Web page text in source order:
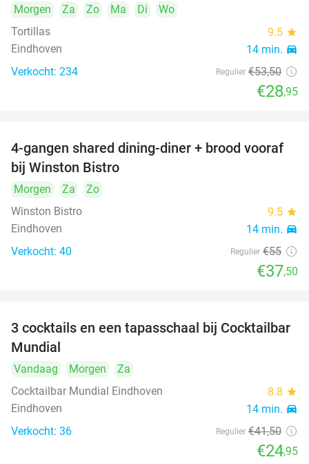
Morgen Za Zo Ma Di
Wo
Tortillas
9.5 star
Eindhoven 14 min. directions_car
Verkocht: 234 Regulier €53,50
€28,95
32%
4-gangen shared dining-diner + brood vooraf
bij Winston Bistro
Morgen Za
Zo
Winston Bistro
9.5 star
Eindhoven 14 min. directions_car
Verkocht: 40 Regulier €55
€37,50
40%
3 cocktails en een tapasschaal bij Cocktailbar
Mundial
Vandaag Morgen
Za
Cocktailbar Mundial Eindhoven
8.8 star
Eindhoven 14 min. directions_car
Verkocht: 36 Regulier €41,50
€24,95